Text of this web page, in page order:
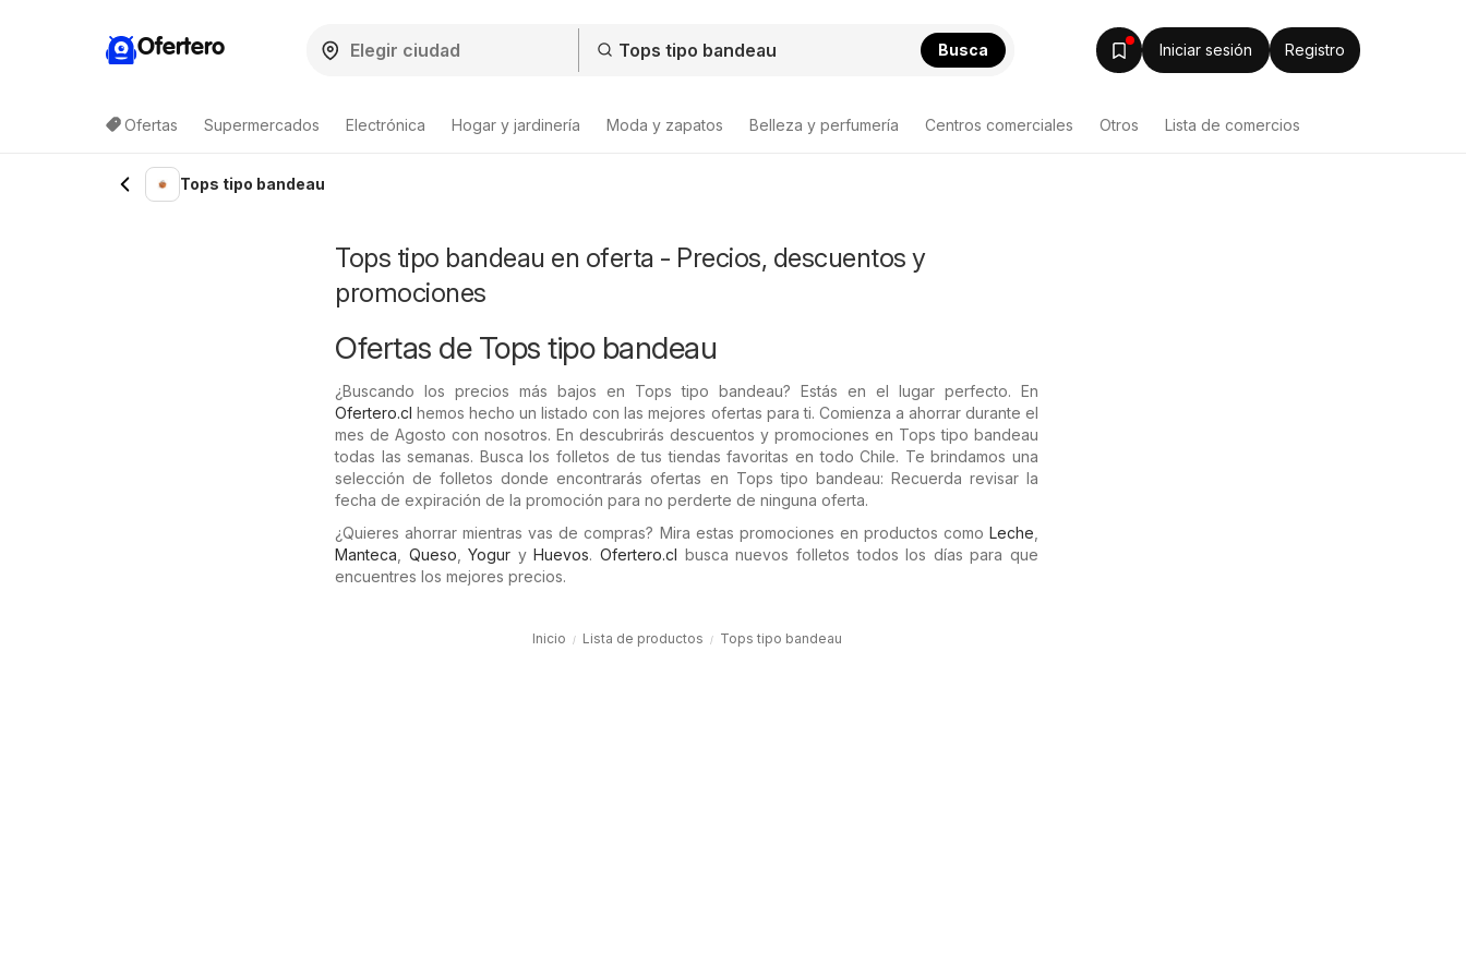
Ofertero Busca Iniciar sesión Registro
Ofertas Supermercados Electrónica Hogar y jardinería Moda y zapatos Belleza y perfumería Centros comerciales Otros Lista de comercios
Lista de productosTops tipo bandeau
Tops tipo bandeau en oferta - Precios, descuentos y
promociones
Ofertas de Tops tipo bandeau
¿Buscando los precios más bajos en Tops tipo bandeau? Estás en el lugar perfecto. En
Ofertero.cl hemos hecho un listado con las mejores ofertas para ti. Comienza a ahorrar durante el
mes de Agosto con nosotros. En descubrirás descuentos y promociones en Tops tipo bandeau
todas las semanas. Busca los folletos de tus tiendas favoritas en todo Chile. Te brindamos una
selección de folletos donde encontrarás ofertas en Tops tipo bandeau: Recuerda revisar la
fecha de expiración de la promoción para no perderte de ninguna oferta.
¿Quieres ahorrar mientras vas de compras? Mira estas promociones en productos como Leche
Manteca
Queso ,Yogur yHuevos.Ofertero.cl busca nuevos folletos todos los días para que
encuentres los mejores precios.
Inicio Lista de productos Tops tipo bandeau